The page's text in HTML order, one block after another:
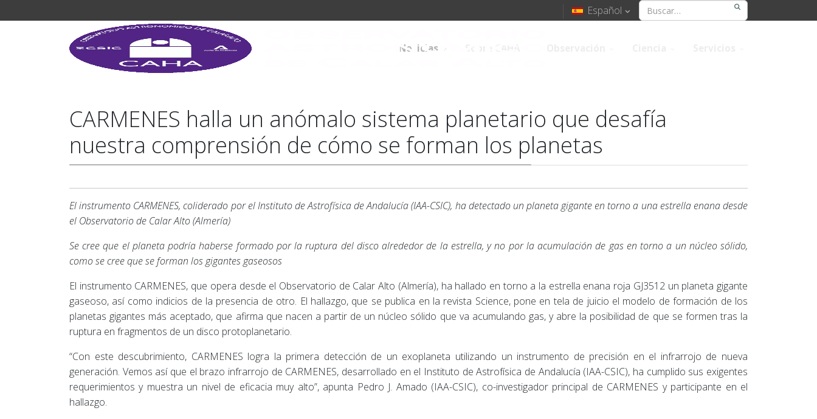
Español
Noticias
CARMENES halla un anómalo sistema planetario que desafía
nuestra comprensión de cómo se forman los planetas
El instrumento CARMENES, coliderado por el Instituto de Astrofísica de Andalucía (IAA-CSIC), ha detectado un planeta gigante en torno a una estrella enana desde
el Observatorio de Calar Alto (Almería)
Se cree que el planeta podría haberse formado por la ruptura del disco alrededor de la estrella, y no por la acumulación de gas en torno a un núcleo sólido,
como se cree que se forman los gigantes gaseosos
El instrumento CARMENES, que opera desde el Observatorio de Calar Alto (Almería), ha hallado en torno a la estrella enana roja GJ3512 un planeta gigante
gaseoso, así como indicios de la presencia de otro. El hallazgo, que se publica en la revista Science, pone en tela de juicio el modelo de formación de los
planetas gigantes más aceptado, que afirma que nacen a partir de un núcleo sólido que va acumulando gas, y abre la posibilidad de que se formen tras la
ruptura en fragmentos de un disco protoplanetario.
“Con este descubrimiento, CARMENES logra la primera detección de un exoplaneta utilizando un instrumento de precisión en el infrarrojo de nueva
generación. Vemos así que el brazo infrarrojo de CARMENES, desarrollado en el Instituto de Astrofísica de Andalucía (IAA-CSIC), ha cumplido sus exigentes
requerimientos y muestra un nivel de eficacia muy alto”, apunta Pedro J. Amado (IAA-CSIC), co-investigador principal de CARMENES y participante en el
hallazgo.